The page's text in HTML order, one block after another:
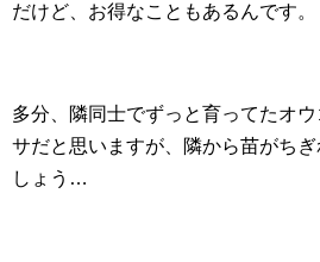
だけど、お得なこともあるんです。
多分、隣同士でずっと育ってたオ
サだと思いますが、隣から苗がち
しょう…